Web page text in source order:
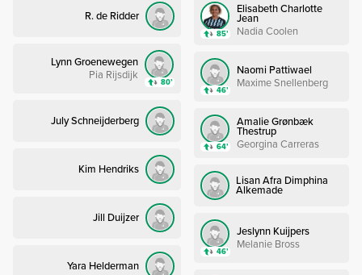
R. de Ridder
Lynn Groenewegen
Pia Rijsdijk
80’
July Schneijderberg
Kim Hendriks
Jill Duijzer
Yara Helderman
Elisabeth Charlotte
Jean
Nadia Coolen
85’
Naomi Pattiwael
Maxime Snellenberg
46’
Amalie Grønbæk
Thestrup
Georgina Carreras
64’
Lisan Afra Dimphina
Alkemade
Jeslynn Kuijpers
Melanie Bross
46’